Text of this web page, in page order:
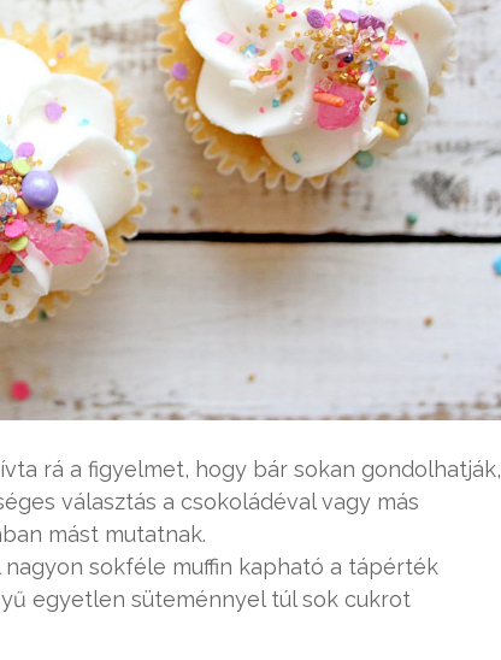
rá a figyelmet, hogy bár sokan gondolhatják,
választás a csokoládéval vagy más
mást mutatnak.
sokféle muffin kapható a tápérték
egyetlen süteménnyel túl sok cukrot